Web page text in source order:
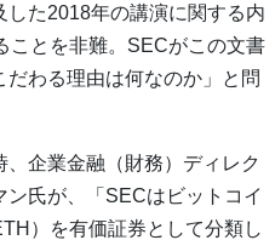
た2018年の講演に関する内
ことを非難。SECがこの文書
わる理由は何なのか」と問
企業金融（財務）ディレク
氏が、「SECはビットコイ
）を有価証券として分類し